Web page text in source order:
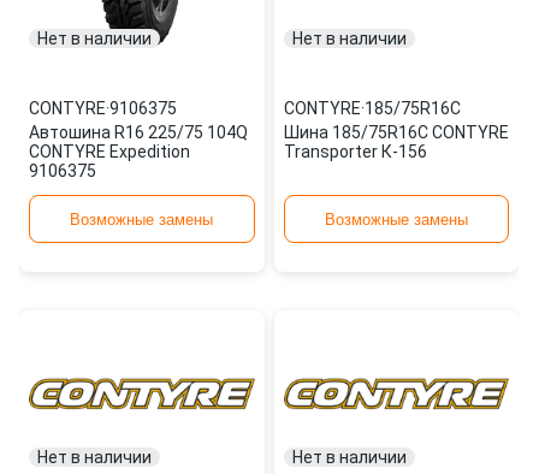
Нет в наличии
CONTYRE·9106375
Автошина R16 225/75 104Q
CONTYRE Expedition
9106375
Возможные замены
Нет в наличии
CONTYRE·185/75R16C
Шина 185/75R16C CONTYRE
Transporter К-156
Возможные замены
Нет в наличии Нет в наличии